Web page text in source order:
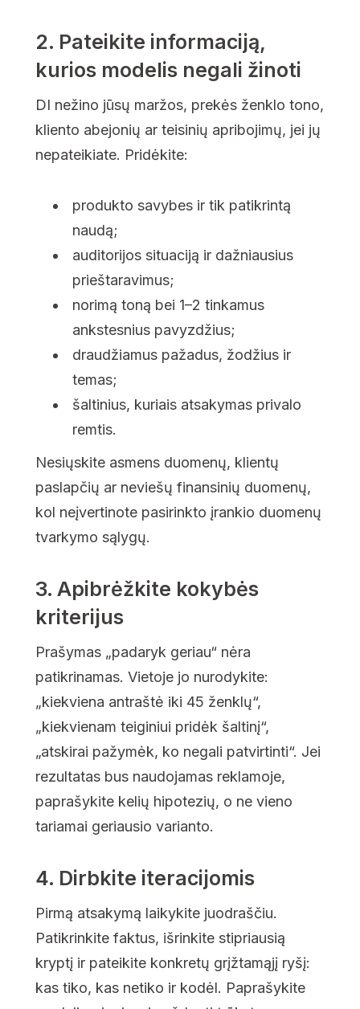
2. Pateikite informaciją,
kurios modelis negali žinoti
DI nežino jūsų maržos, prekės ženklo tono,
kliento abejonių ar teisinių apribojimų, jei jų
nepateikiate. Pridėkite:
produkto savybes ir tik patikrintą
naudą;
auditorijos situaciją ir dažniausius
prieštaravimus;
norimą toną bei 1–2 tinkamus
ankstesnius pavyzdžius;
draudžiamus pažadus, žodžius ir
temas;
šaltinius, kuriais atsakymas privalo
remtis.
Nesiųskite asmens duomenų, klientų
paslapčių ar neviešų finansinių duomenų,
kol neįvertinote pasirinkto įrankio duomenų
tvarkymo sąlygų.
3. Apibrėžkite kokybės
kriterijus
Prašymas „padaryk geriau“ nėra
patikrinamas. Vietoje jo nurodykite:
„kiekviena antraštė iki 45 ženklų“,
„kiekvienam teiginiui pridėk šaltinį“,
„atskirai pažymėk, ko negali patvirtinti“. Jei
rezultatas bus naudojamas reklamoje,
paprašykite kelių hipotezių, o ne vieno
tariamai geriausio varianto.
4. Dirbkite iteracijomis
Pirmą atsakymą laikykite juodraščiu.
Patikrinkite faktus, išrinkite stipriausią
kryptį ir pateikite konkretų grįžtamąjį ryšį:
kas tiko, kas netiko ir kodėl. Paprašykite